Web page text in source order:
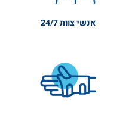
אנשי צוות 24/7